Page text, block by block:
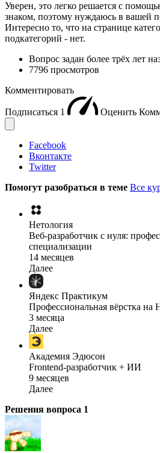
Уверен, это легко решается с
знаком, поэтому нуждаюсь в вашей
Интересно то, что на странице
подкатегорий - нет.
Вопрос задан более трёх лет
7796 просмотров
Комментировать
Подписаться 1 Оценить
Facebook
Вконтакте
Twitter
Помогут разобраться в теме Все
Нетология
Веб-разработчик с нуля:
специализации
14 месяцев
Далее
Яндекс Практикум
Профессиональная вёрстка на
3 месяца
Далее
Академия Эдюсон
Frontend-разработчик + ИИ
9 месяцев
Далее
Решения вопроса 1